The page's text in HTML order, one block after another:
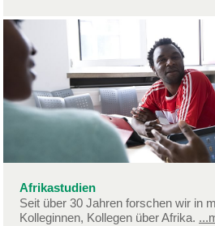
Afrikastudien
Seit über 30 Jahren forschen wir in
Kolleginnen, Kollegen über Afrika.